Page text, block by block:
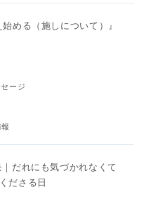
める（施しについて）』
ージ
だれにも気づかれなくて
ださる日